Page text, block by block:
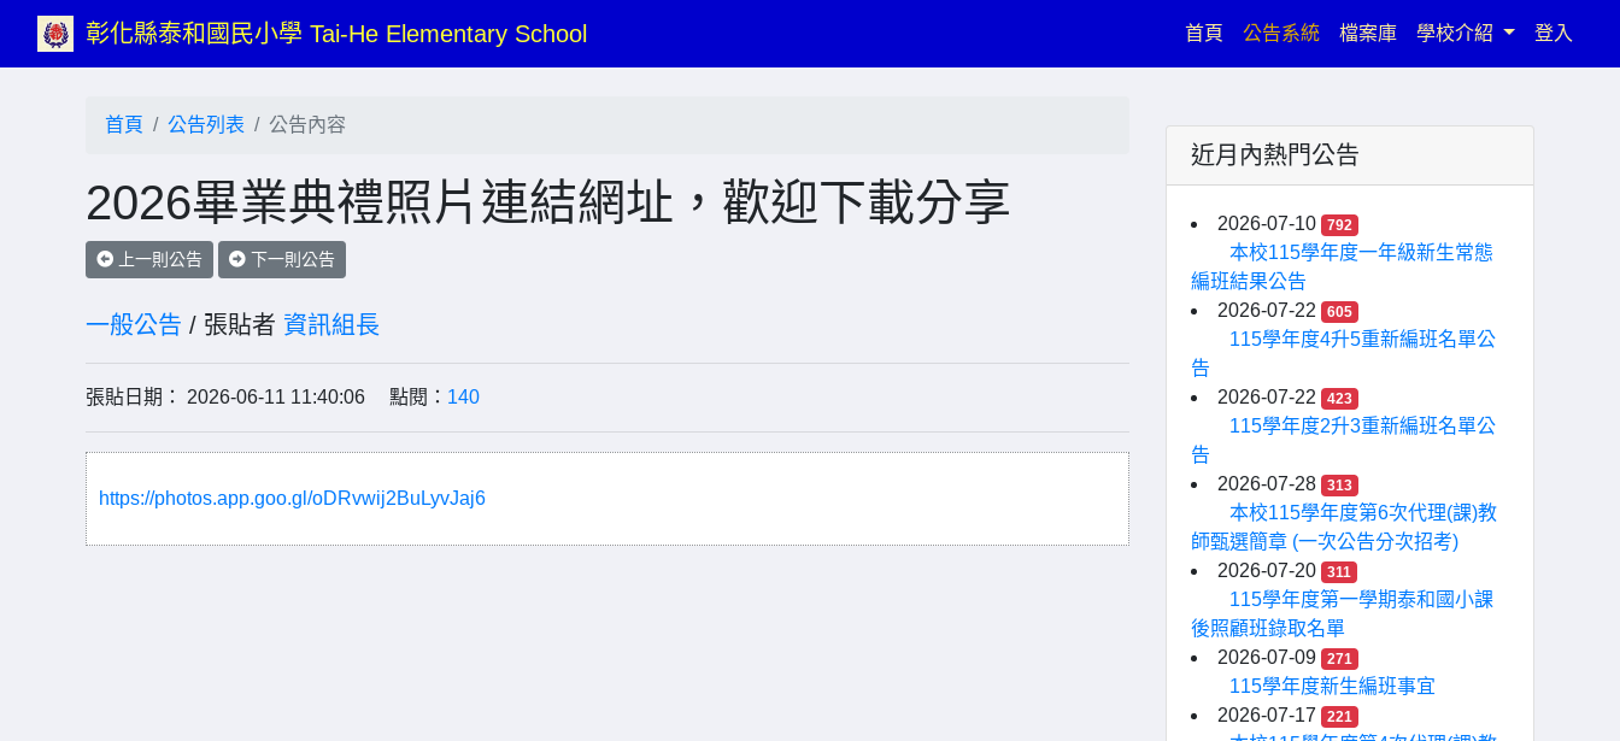
彰化縣泰和國民小學 Tai-He Elementary School 首頁 (current)
公告系統 檔案庫 學校介紹 登入
首頁 公告列表 公告內容
2026畢業典禮照片連結網址，歡迎下載分享
上一則公告 下一則公告
一般公告 / 張貼者 資訊組長
張貼日期： 2026-06-11 11:40:06 點閱： 140
https://photos.app.goo.gl/oDRvwij2BuLyvJaj6
近月內熱門公告
2026-07-10 792
本校115學年度一年級新生常態
編班結果公告
2026-07-22
605
115學年度4升5重新編班名單公
告
2026-07-22
423
115學年度2升3重新編班名單公
告
2026-07-28
313
本校115學年度第6次代理(課)教
師甄選簡章 (一次公告分次招考)
2026-07-20
311
115學年度第一學期泰和國小課
後照顧班錄取名單
2026-07-09
271
115學年度新生編班事宜
2026-07-17
221